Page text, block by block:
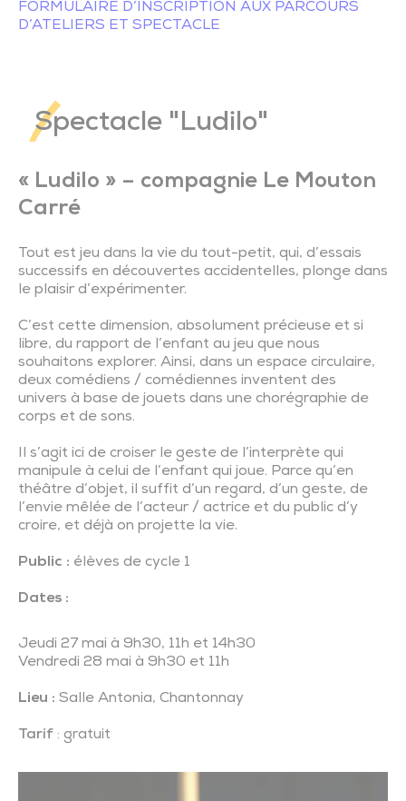
FORMULAIRE D’INSCRIPTION AUX PARCOURS
D’ATELIERS ET SPECTACLE
Spectacle "Ludilo"
« Ludilo » – compagnie Le Mouton
Carré
Tout est jeu dans la vie du tout-petit, qui, d’essais
successifs en découvertes accidentelles, plonge dans
le plaisir d’expérimenter.
C’est cette dimension, absolument précieuse et si
libre, du rapport de l’enfant au jeu que nous
souhaitons explorer. Ainsi, dans un espace circulaire,
deux comédiens / comédiennes inventent des
univers à base de jouets dans une chorégraphie de
corps et de sons.
Il s’agit ici de croiser le geste de l’interprète qui
manipule à celui de l’enfant qui joue. Parce qu’en
théâtre d’objet, il suffit d’un regard, d’un geste, de
l’envie mêlée de l’acteur / actrice et du public d’y
croire, et déjà on projette la vie.
Public : élèves de cycle 1
Dates :
Jeudi 27 mai à 9h30, 11h et 14h30
Vendredi 28 mai à 9h30 et 11h
Lieu : Salle Antonia, Chantonnay
Tarif : gratuit